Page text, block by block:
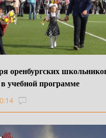
оренбургских
учебной программе